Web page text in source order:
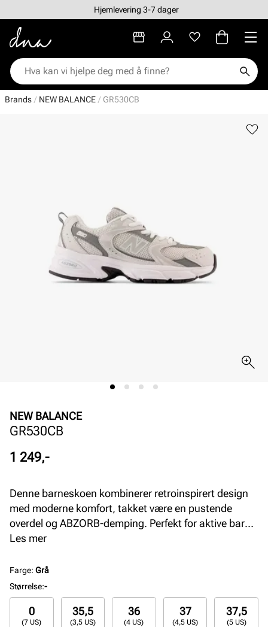
Hjemlevering 3-7 dager
Brands NEW BALANCE GR530CB
NEW BALANCE
GR530CB
Pris
1 249,-
Denne barneskoen kombinerer retroinspirert design
med moderne komfort, takket være en pustende
overdel og ABZORB-demping. Perfekt for aktive barn
som trenger støtte og stil hele dagen.
Les mer
Farge: Grå
Størrelse:-
0
(7 US)
35,5
(3,5 US)
36
(4 US)
37
(4,5 US)
37,5
(5 US)